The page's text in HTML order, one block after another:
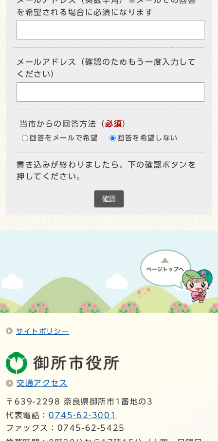
を希望される場合に必須になります
メールアドレス（確認のためもう一度入力して
ください）
当市からの回答方法 （必須）
回答をメールで希望 回答を希望しない
書き込みが終わりましたら、下の確認ボタンを
押してください。
確認
サイトポリシー
交通アクセス
〒639-2298 奈良県御所市1番地の3
代表電話： 0745-62-3001
ファックス：0745-62-5425